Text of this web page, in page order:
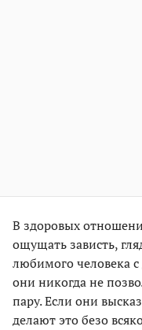
В здоровых
ощущать зависть,
любимого человека
они никогда не
пару. Если они
делают это безо